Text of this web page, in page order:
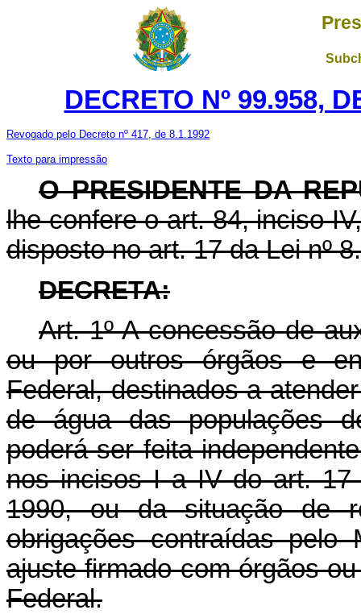
DECRETO Nº 99.958,
Revogado pelo Decreto nº 417, de 8.1.1992
Texto para impressão
O PRESIDENTE DA
lhe confere o art. 84, inciso
disposto no art. 17 da Lei nº
DECRETA:
Art. 1º A concessão de
ou por outros órgãos e
Federal, destinados a
de água das populações
poderá ser feita
nos incisos I a IV do art.
1990, ou da situação de
obrigações contraídas pelo
ajuste firmado com órgãos
Federal.